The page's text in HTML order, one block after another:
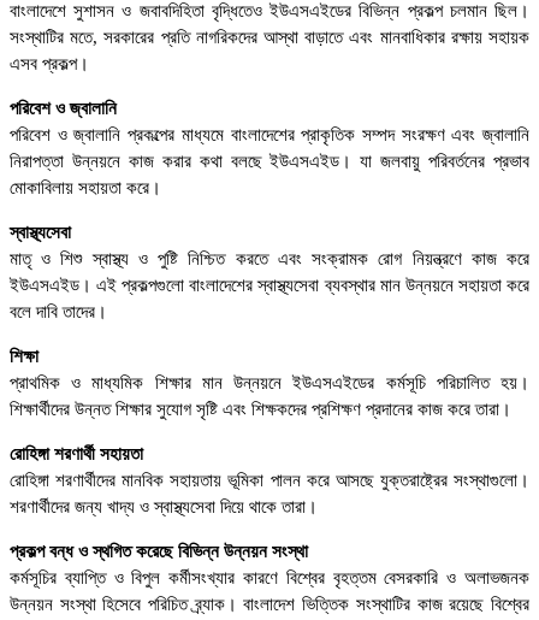
বাংলাদেশে সুশাসন ও জবাবদিহিতা বৃদ্ধিতেও ইউএসএইডের বিভিন্ন প্রকল্প চলমান ছিল।
সংস্থাটির মতে, সরকারের প্রতি নাগরিকদের আস্থা বাড়াতে এবং মানবাধিকার রক্ষায় সহায়ক
এসব প্রকল্প।
পরিবেশ ও জ্বালানি
পরিবেশ ও জ্বালানি প্রকল্পের মাধ্যমে বাংলাদেশের প্রাকৃতিক সম্পদ সংরক্ষণ এবং জ্বালানি
নিরাপত্তা উন্নয়নে কাজ করার কথা বলছে ইউএসএইড। যা জলবায়ু পরিবর্তনের প্রভাব
মোকাবিলায় সহায়তা করে।
স্বাস্থ্যসেবা
মাতৃ ও শিশু স্বাস্থ্য ও পুষ্টি নিশ্চিত করতে এবং সংক্রামক রোগ নিয়ন্ত্রণে কাজ করে
ইউএসএইড। এই প্রকল্পগুলো বাংলাদেশের স্বাস্থ্যসেবা ব্যবস্থার মান উন্নয়নে সহায়তা করে
বলে দাবি তাদের।
শিক্ষা
প্রাথমিক ও মাধ্যমিক শিক্ষার মান উন্নয়নে ইউএসএইডের কর্মসূচি পরিচালিত হয়।
শিক্ষার্থীদের উন্নত শিক্ষার সুযোগ সৃষ্টি এবং শিক্ষকদের প্রশিক্ষণ প্রদানের কাজ করে তারা।
রোহিঙ্গা শরণার্থী সহায়তা
রোহিঙ্গা শরণার্থীদের মানবিক সহায়তায় ভূমিকা পালন করে আসছে যুক্তরাষ্ট্রের সংস্থাগুলো।
শরণার্থীদের জন্য খাদ্য ও স্বাস্থ্যসেবা দিয়ে থাকে তারা।
প্রকল্প বন্ধ ও স্থগিত করেছে বিভিন্ন উন্নয়ন সংস্থা
কর্মসূচির ব্যাপ্তি ও বিপুল কর্মীসংখ্যার কারণে বিশ্বের বৃহত্তম বেসরকারি ও অলাভজনক
উন্নয়ন সংস্থা হিসেবে পরিচিত ব্র্যাক। বাংলাদেশ ভিত্তিক সংস্থাটির কাজ রয়েছে বিশ্বের